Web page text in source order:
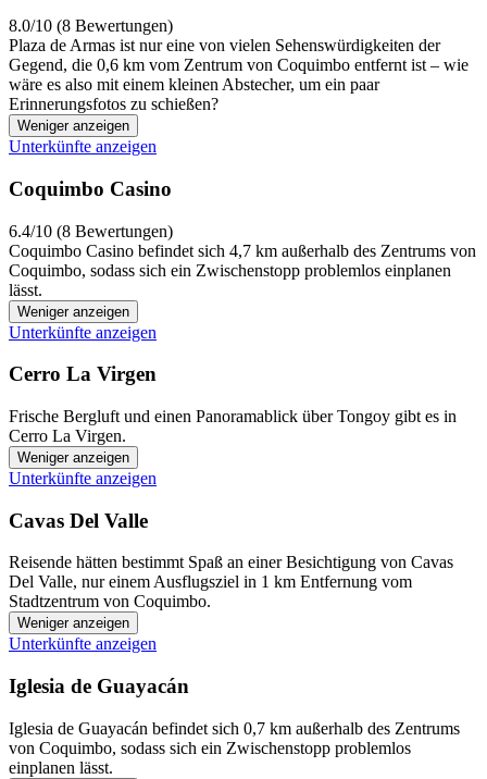
8.0/10 (8 Bewertungen)
Plaza de Armas ist nur eine von vielen Sehenswürdigkeiten der
Gegend, die 0,6 km vom Zentrum von Coquimbo entfernt ist – wie
wäre es also mit einem kleinen Abstecher, um ein paar
Erinnerungsfotos zu schießen?
Weniger anzeigen
Unterkünfte anzeigen
Coquimbo Casino
6.4/10 (8 Bewertungen)
Coquimbo Casino befindet sich 4,7 km außerhalb des Zentrums von
Coquimbo, sodass sich ein Zwischenstopp problemlos einplanen
lässt.
Weniger anzeigen
Unterkünfte anzeigen
Cerro La Virgen
Frische Bergluft und einen Panoramablick über Tongoy gibt es in
Cerro La Virgen.
Weniger anzeigen
Unterkünfte anzeigen
Cavas Del Valle
Reisende hätten bestimmt Spaß an einer Besichtigung von Cavas
Del Valle, nur einem Ausflugsziel in 1 km Entfernung vom
Stadtzentrum von Coquimbo.
Weniger anzeigen
Unterkünfte anzeigen
Iglesia de Guayacán
Iglesia de Guayacán befindet sich 0,7 km außerhalb des Zentrums
von Coquimbo, sodass sich ein Zwischenstopp problemlos
einplanen lässt.